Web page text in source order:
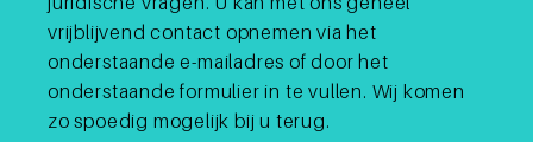
is Polymarket legaal?
vrijblijvend contact opnemen via het
onderstaande e-mailadres of door het
onderstaande formulier in te vullen. Wij komen
zo spoedig mogelijk bij u terug.